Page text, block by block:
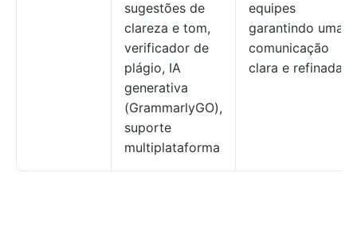
sugestões de
clareza e tom,
verificador de
plágio, IA
generativa
(GrammarlyGO),
suporte
multiplataforma
equipes
garantindo uma
comunicação
clara e refinada.